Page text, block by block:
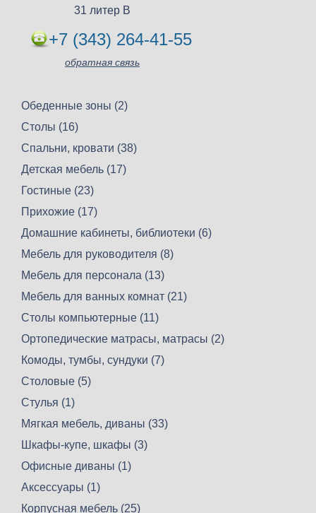
31 литер В
+7 (343) 264-41-55
обратная связь
Обеденные зоны (2)
Столы (16)
Спальни, кровати (38)
Детская мебель (17)
Гостиные (23)
Прихожие (17)
Домашние кабинеты, библиотеки (6)
Мебель для руководителя (8)
Мебель для персонала (13)
Мебель для ванных комнат (21)
Столы компьютерные (11)
Ортопедические матрасы, матрасы (2)
Комоды, тумбы, сундуки (7)
Столовые (5)
Стулья (1)
Мягкая мебель, диваны (33)
Шкафы-купе, шкафы (3)
Офисные диваны (1)
Аксессуары (1)
Корпусная мебель (25)